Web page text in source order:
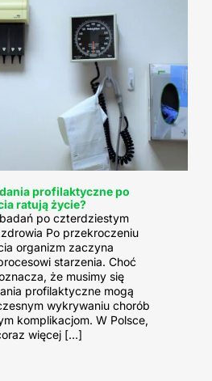
profilaktyczne po
ratują życie?
po czterdziestym
Po przekroczeniu
organizm zaczyna
starzenia. Choć
że musimy się
profilaktyczne mogą
wykrywaniu chorób
komplikacjom. W Polsce,
więcej […]